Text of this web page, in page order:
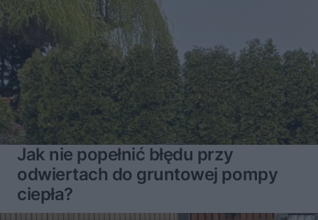
Jak nie popełnić błędu przy
odwiertach do gruntowej pompy
ciepła?